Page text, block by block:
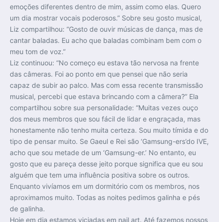
emoções diferentes dentro de mim, assim como elas. Quero
um dia mostrar vocais poderosos.” Sobre seu gosto musical,
Liz compartilhou: “Gosto de ouvir músicas de dança, mas de
cantar baladas. Eu acho que baladas combinam bem com o
meu tom de voz.”
Liz continuou: “No começo eu estava tão nervosa na frente
das câmeras. Foi ao ponto em que pensei que não seria
capaz de subir ao palco. Mas com essa recente transmissão
musical, percebi que estava brincando com a câmera?” Ela
compartilhou sobre sua personalidade: “Muitas vezes ouço
dos meus membros que sou fácil de lidar e engraçada, mas
honestamente não tenho muita certeza. Sou muito tímida e do
tipo de pensar muito. Se Gaeul e Rei são ‘Gamsung-ers’do IVE,
acho que sou metade de um ‘Gamsung-er.’ No entanto, eu
gosto que eu pareça desse jeito porque significa que eu sou
alguém que tem uma influência positiva sobre os outros.
Enquanto vivíamos em um dormitório com os membros, nos
aproximamos muito. Todas as noites pedimos galinha e pés
de galinha.
Hoje em dia estamos viciadas em nail art. Até fazemos nossos